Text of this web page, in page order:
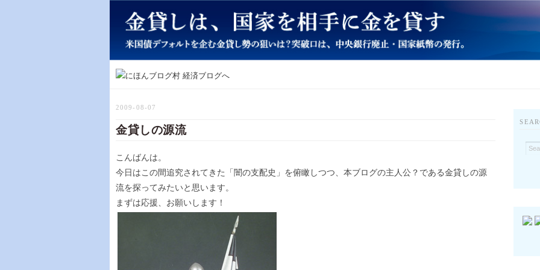
2009-08-07
金貸しの源流
こんばんは。
今日はこの間追究されてきた「闇の支配史」を俯瞰しつつ、本ブログの主人公？である金貸しの源
流を探ってみたいと思います。
まずは応援、お願いします！